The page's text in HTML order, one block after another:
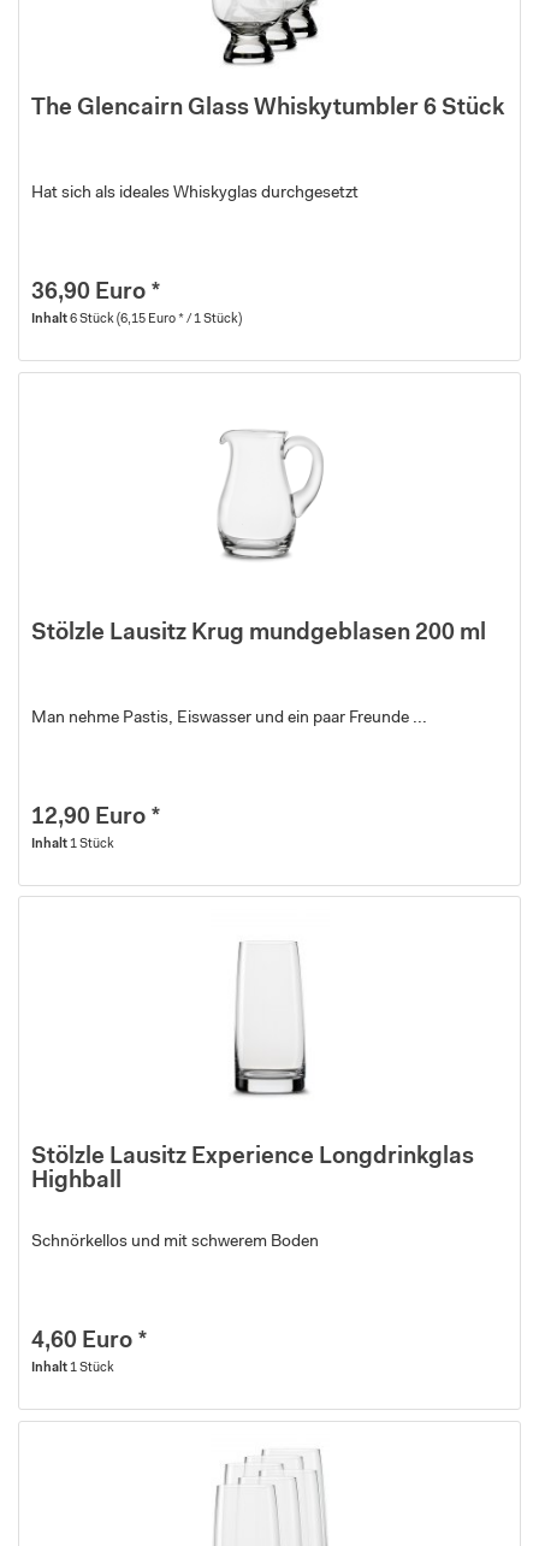
The Glencairn Glass Whiskytumbler 6 Stück
Hat sich als ideales Whiskyglas durchgesetzt
36,90 Euro *
Inhalt6 Stück(6,15 Euro * / 1 Stück)
Stölzle Lausitz Krug mundgeblasen 200 ml
Man nehme Pastis, Eiswasser und ein paar Freunde ...
12,90 Euro *
Inhalt 1 Stück
Stölzle Lausitz Experience Longdrinkglas
Highball
Schnörkellos und mit schwerem Boden
4,60 Euro *
Inhalt 1 Stück